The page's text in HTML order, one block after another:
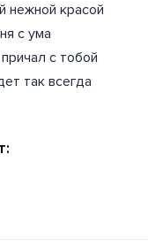
нежной красой
с ума
с тобой
так всегда